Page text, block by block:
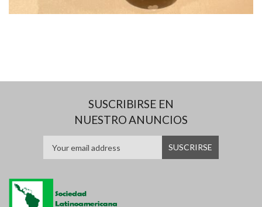
SUSCRIBIRSE EN
NUESTRO ANUNCIOS